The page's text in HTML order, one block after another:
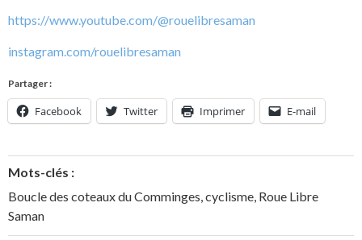
https://www.youtube.com/@rouelibresaman
instagram.com/rouelibresaman
Partager :
Facebook Twitter Imprimer E-mail
Mots-clés :
Boucle des coteaux du Comminges,cyclisme, Roue Libre
Saman